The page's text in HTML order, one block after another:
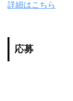
詳細はこちら
応募